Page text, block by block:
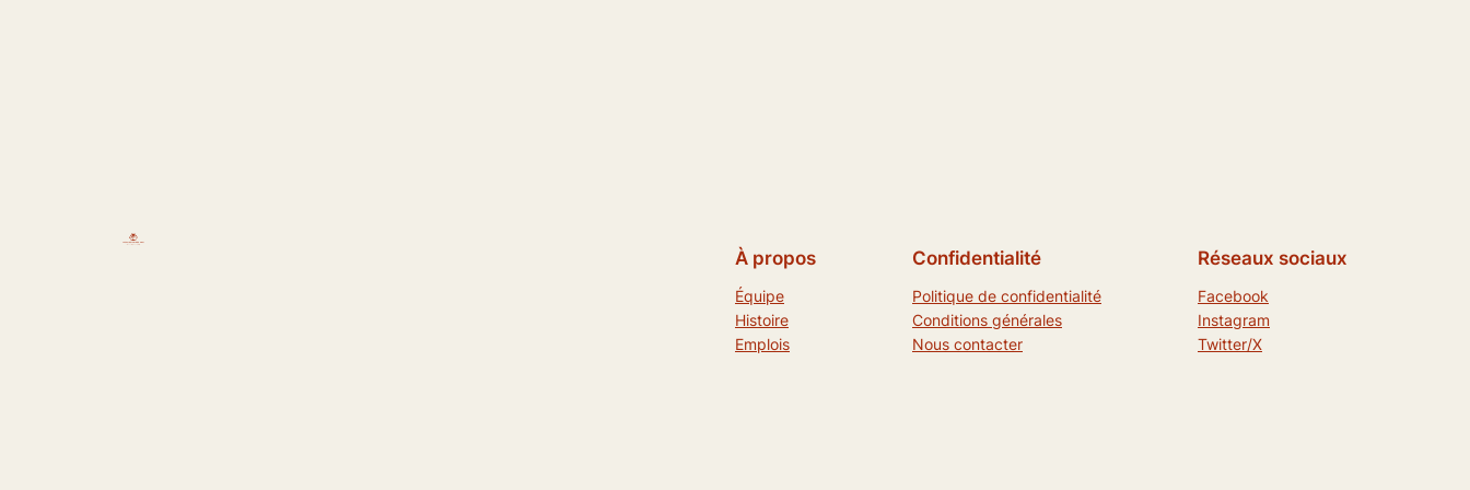
À propos
Équipe
Histoire
Emplois
Confidentialité
Politique de confidentialité
Conditions générales
Nous contacter
Réseaux sociaux
Facebook
Instagram
Twitter/X